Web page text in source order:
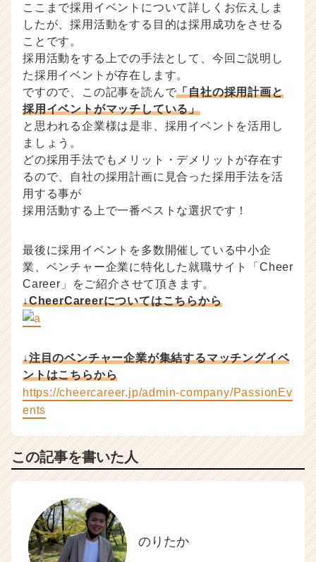
ここまで採用イベントについて詳しくお伝えしま
したが、採用活動をする目的は採用成功をさせる
ことです。
採用活動をする上での手法として、今回ご説明し
た採用イベントが存在します。
ですので、この記事を読んで「自社の採用計画と
採用イベントがマッチしている」
と思われる企業様は是非、採用イベントを活用し
ましょう。
どの採用手法でもメリット・デメリットが存在す
るので、自社の採用計画に見合った採用手法を活
用する事が
採用活動する上で一番ベストな選択です！
最後に採用イベントを多数開催している中小企
業、ベンチャー企業に特化した就職サイト「Cheer
Career」をご紹介させて頂きます。
↓CheerCareerについてはこちらから
↓注目のベンチャー企業が集結するマッチングイベ
ントはこちらから
https://cheercareer.jp/admin-company/PassionEv
ents
この記事を書いた人
のりたか